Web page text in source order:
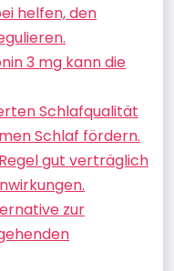
helfen, den
3 mg kann die
Schlafqualität
Schlaf fördern.
gut verträglich
zur